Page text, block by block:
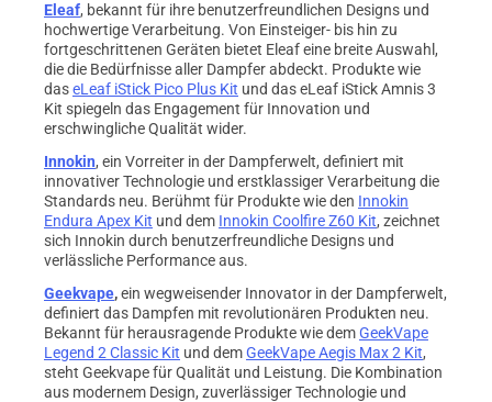
Eleaf, bekannt für ihre benutzerfreundlichen Designs und
hochwertige Verarbeitung. Von Einsteiger- bis hin zu
fortgeschrittenen Geräten bietet Eleaf eine breite Auswahl,
die die Bedürfnisse aller Dampfer abdeckt. Produkte wie
daseLeaf iStick Pico Plus Kit und das eLeaf iStick Amnis 3
Kit spiegeln das Engagement für Innovation und
erschwingliche Qualität wider.
Innokin, ein Vorreiter in der Dampferwelt, definiert mit
innovativer Technologie und erstklassiger Verarbeitung die
Standards neu. Berühmt für Produkte wie den Innokin
Endura Apex Kit und dem Innokin Coolfire Z60 Kit, zeichnet
sich Innokin durch benutzerfreundliche Designs und
verlässliche Performance aus.
Geekvape,ein wegweisender Innovator in der Dampferwelt,
definiert das Dampfen mit revolutionären Produkten neu.
Bekannt für herausragende Produkte wie demGeekVape
Legend 2 Classic Kit und demGeekVape Aegis Max 2 Kit,
steht Geekvape für Qualität und Leistung. Die Kombination
aus modernem Design, zuverlässiger Technologie und